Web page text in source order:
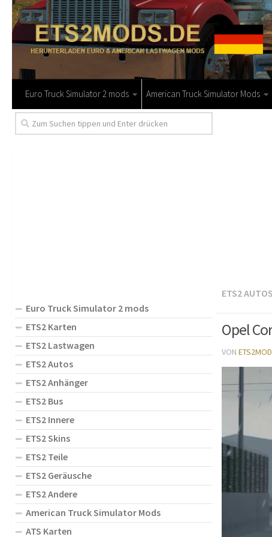
Euro Truck Simulator 2 mods American Truck Simulator Mods
ETS2 AUTOS
Opel
VON
Euro Truck Simulator 2 mods
ETS2 Karten
ETS2 Lastwagen
ETS2 Autos
ETS2 Anhänger
ETS2 Bus
ETS2 Innere
ETS2 Skins
ETS2 Teile
ETS2 Geräusche
ETS2 Andere
American Truck Simulator Mods
ATS Karten